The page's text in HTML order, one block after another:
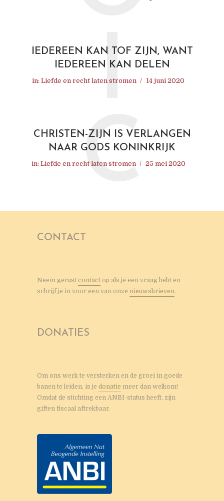
IEDEREEN KAN TOF ZIJN, WANT
IEDEREEN KAN DELEN
in: Liefde en recht laten stromen 14 juni 2020
I
CHRISTEN-ZIJN IS VERLANGEN
NAAR GODS KONINKRIJK
in: Liefde en recht laten stromen 25 mei 2020
C
CONTACT
Neem gerust contact op als je een vraag hebt en
schrijf je in voor een van onze nieuwsbrieven.
DONATIES
Om ons werk te versterken en de groei in goede
banen te leiden, is je donatie meer dan welkom!
Omdat de stichting een ANBI-status heeft, zijn
giften fiscaal aftrekbaar.